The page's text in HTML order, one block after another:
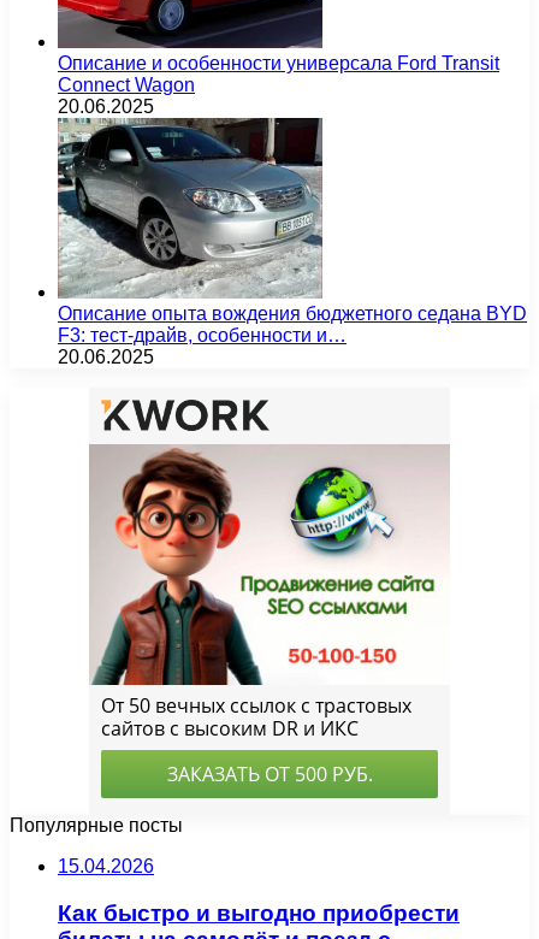
Описание и особенности универсала Ford Transit
Connect Wagon
20.06.2025
Описание опыта вождения бюджетного седана BYD
F3: тест-драйв, особенности и…
20.06.2025
Популярные посты
15.04.2026
Как быстро и выгодно приобрести